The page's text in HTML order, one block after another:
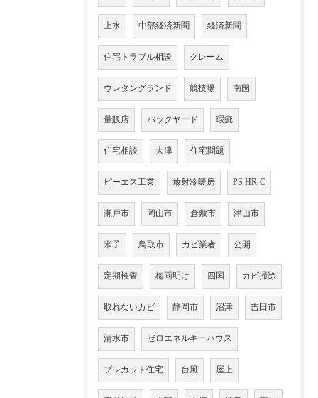
上水 中部経済新聞 経済新聞
住宅トラブル相談 クレーム
ウレタングランド 競技場 南国
量販店 バックヤード 瑕疵
住宅相談 大津 住宅問題
ピーエス工業 放射冷暖房 PS HR-C
瀬戸市 岡山市 倉敷市 津山市
米子 鳥取市 カビ業者 公開
定期検査 梅雨明け 四国 カビ掃除
取れないカビ 静岡市 沼津 吉田市
清水市 ゼロエネルギーハウス
プレカット住宅 台風 屋上